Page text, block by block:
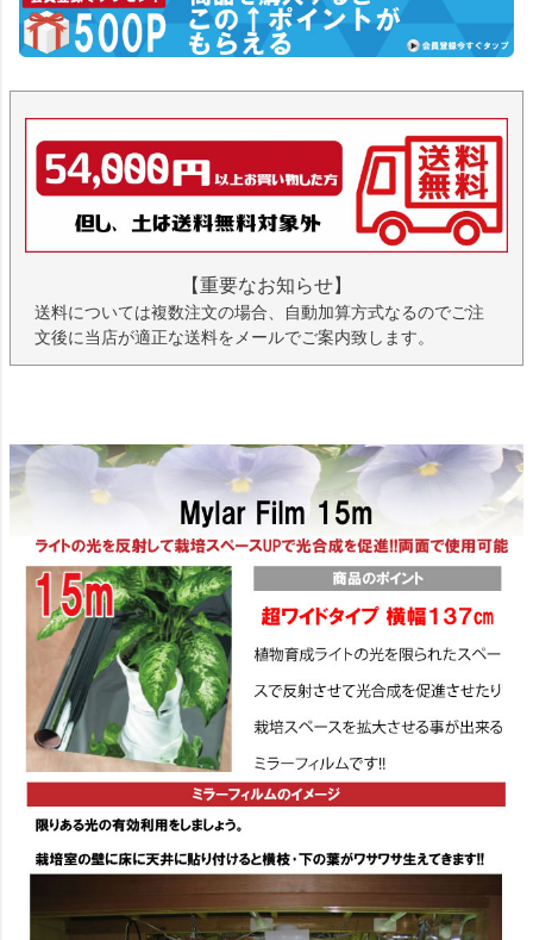
【重要なお知らせ】
送料については複数注文の場合、自動加算方式なるのでご注
文後に当店が適正な送料をメールでご案内致します。